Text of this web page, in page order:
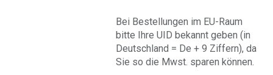
Bei Bestellungen im EU-Raum
bitte Ihre UID bekannt geben (in
Deutschland = De + 9 Ziffern), da
Sie so die Mwst. sparen können.